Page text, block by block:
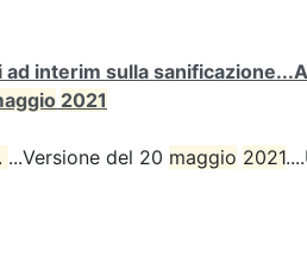
ad interim sulla
2021
...Versione del 20 maggio 2021